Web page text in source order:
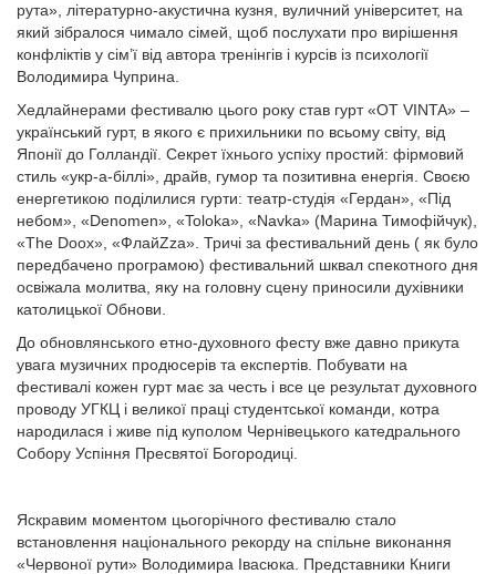
рута», літературно-акустична кузня, вуличний університет, на
який зібралося чимало сімей, щоб послухати про вирішення
конфліктів у сім’ї від автора тренінгів і курсів із психології
Володимира Чуприна.
Хедлайнерами фестивалю цього року став гурт «OT VINTA» –
український гурт, в якого є прихильники по всьому світу, від
Японії до Голландії. Секрет їхнього успіху простий: фірмовий
стиль «укр-а-біллі», драйв, гумор та позитивна енергія. Своєю
енергетикою поділилися гурти: театр-студія «Гердан», «Під
небом», «Denomen», «Toloka», «Navka» (Марина Тимофійчук),
«The Doox», «ФлайZza». Тричі за фестивальний день ( як було
передбачено програмою) фестивальний шквал спекотного дня
освіжала молитва, яку на головну сцену приносили духівники
католицької Обнови.
До обновлянського етно-духовного фесту вже давно прикута
увага музичних продюсерів та експертів. Побувати на
фестивалі кожен гурт має за честь і все це результат духовного
проводу УГКЦ і великої праці студентської команди, котра
народилася і живе під куполом Чернівецького катедрального
Собору Успіння Пресвятої Богородиці.
Яскравим моментом цьогорічного фестивалю стало
встановлення національного рекорду на спільне виконання
«Червоної рути» Володимира Івасюка. Представники Книги